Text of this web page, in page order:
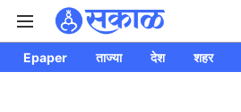
Epaper ताज्या देश शहर